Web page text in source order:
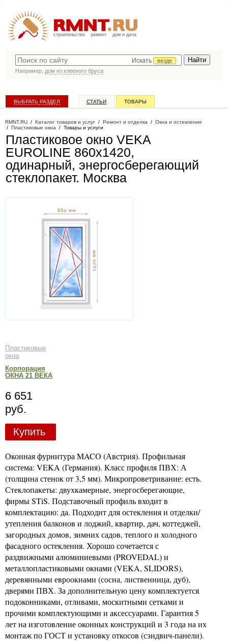
строительство ремонт дом и дача
Искать
везде
Например, дом из клееного бруса
ВЫБРАТЬ РАЗДЕЛ СТАТЬИ ТОВАРЫ
RMNT.RU / Каталог товаров и услуг / Ремонт и отделка / Окна и остекление
/ Пластиковые окна / Товары и услуги
Пластиковое окно VEKA
EUROLINE 860х1420,
одинарный, энергосберегающий
стеклопакет. Москва
Пластиковые
окна
Корпорация
ОКНА 21 ВЕКА
6 651
руб.
Купить
Оконная фурнитура MACO (Австрия). Профильная
система: VEKA (Германия). Класс профиля ПВХ: А
(толщина стенок от 3,5 мм). Микропроветривание: есть.
Стеклопакеты: двухкамерные, энергосберегающие,
фирмы STiS. Подставочный профиль входит в
комплектацию: да. Подходит для остекления и отделки/
утепления балконов и лоджий, квартир, дач, коттеджей,
загородных домов, зимних садов, теплого и холодного
фасадного остекления. Хорошо сочетается с
раздвижными алюминиевыми (PROVEDAL) и
металлопластиковыми окнами (VEKA, SLIDORS),
деревянными евроокнами (сосна, лиственница, дуб),
дверями ПВХ. За дополнительную цену комплектуется
подоконниками, отливами, москитными сетками и
прочими комплектующими и аксессуарами. Гарантия 5
лет на изготовление оконных конструкций и 3 года на их
монтаж по ГОСТ и установку откосов (сэндвич-панели).